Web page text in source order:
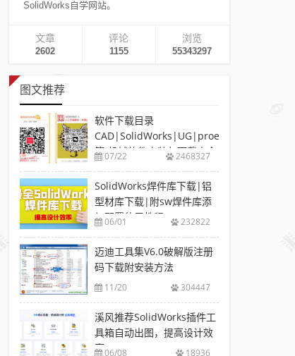
SolidWorks自学网站。
文章
2602
评论
1155
浏览
55343297
图文推荐
软件下载目录
CAD|SolidWorks|UG|proe
等-机械软件安装包下载大全
07/22 2468327
SolidWorks焊件库下载|铝
型材库下载|附sw焊件库添
加配置使用教程
06/01 232822
迈迪工具集V6.0破解版注册
码下载附安装方法
11/20 304447
溪风推荐SolidWorks插件工
具箱自动出图，提高设计效
率06/08 18936